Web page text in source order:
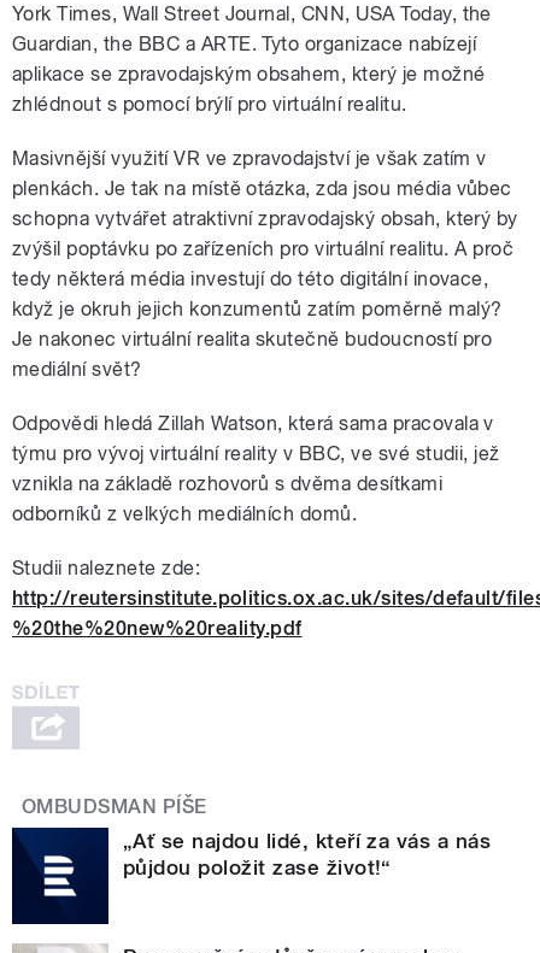
York Times, Wall Street Journal, CNN, USA Today, the
Guardian, the BBC a ARTE. Tyto organizace nabízejí
aplikace se zpravodajským obsahem, který je možné
zhlédnout s pomocí brýlí pro virtuální realitu.
Masivnější využití VR ve zpravodajství je však zatím v
plenkách. Je tak na místě otázka, zda jsou média vůbec
schopna vytvářet atraktivní zpravodajský obsah, který by
zvýšil poptávku po zařízeních pro virtuální realitu. A proč
tedy některá média investují do této digitální inovace,
když je okruh jejich konzumentů zatím poměrně malý?
Je nakonec virtuální realita skutečně budoucností pro
mediální svět?
Odpovědi hledá Zillah Watson, která sama pracovala v
týmu pro vývoj virtuální reality v BBC, ve své studii, jež
vznikla na základě rozhovorů s dvěma desítkami
odborníků z velkých mediálních domů.
Studii naleznete zde:
http://reutersinstitute.politics.ox.ac.uk/sites/default/
%20the%20new%20reality.pdf
OMBUDSMAN PÍŠE
„Ať se najdou lidé, kteří za vás a nás
půjdou položit zase život!“